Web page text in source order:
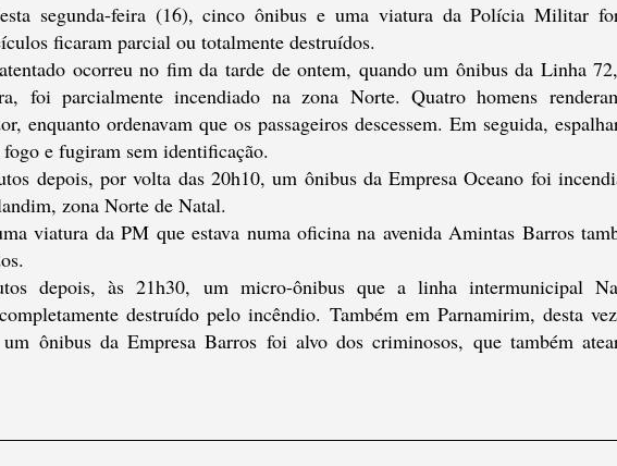
segunda-feira (16), cinco ônibus e uma viatura da Polícia Militar
ficaram parcial ou totalmente destruídos.
ocorreu no fim da tarde de ontem, quando um ônibus da Linha
foi parcialmente incendiado na zona Norte. Quatro homens
enquanto ordenavam que os passageiros descessem. Em seguida,
e fugiram sem identificação.
depois, por volta das 20h10, um ônibus da Empresa Oceano foi
zona Norte de Natal.
viatura da PM que estava numa oficina na avenida Amintas Barros
depois, às 21h30, um micro-ônibus que a linha intermunicipal
destruído pelo incêndio. Também em Parnamirim, desta
ônibus da Empresa Barros foi alvo dos criminosos, que também